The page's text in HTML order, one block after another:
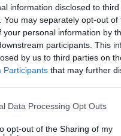
information disclosed to
You may separately opt-out of
your personal information by
participants. This
by us to third parties on
Participants that may further
that this website/app uses one
your visit or usage behaviour.
Data Processing Opt Outs
opt-out of the Sharing of my
στον εορτασμό
τη νίκη της
τρομοκρατία και το μίσος
έως τα